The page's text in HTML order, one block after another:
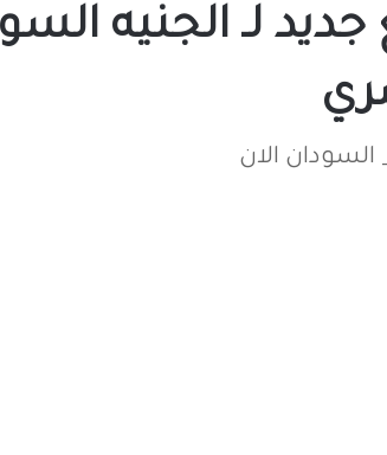
جديد لـ الجنيه
السودان الان